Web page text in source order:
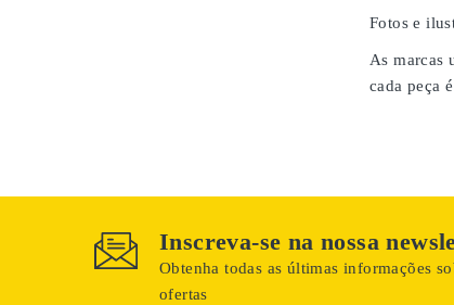
Fotos e
As marcas
cada peça
Inscreva-se na nossa
Obtenha todas as últimas informações
ofertas